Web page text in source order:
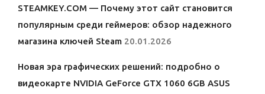
STEAMKEY.COM — Почему этот сайт становится
популярным среди геймеров: обзор надежного
магазина ключей Steam 20.01.2026
Новая эра графических решений: подробно о
видеокарте NVIDIA GeForce GTX 1060 6GB ASUS